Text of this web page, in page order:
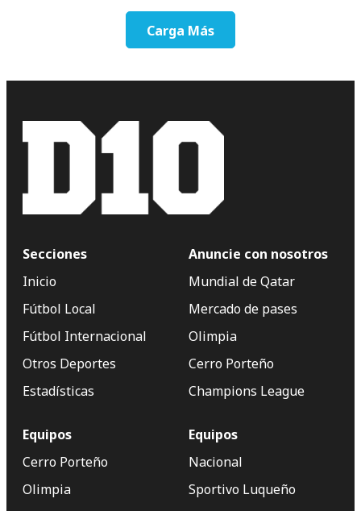
Carga Más
Secciones
Inicio
Fútbol Local
Fútbol Internacional
Otros Deportes
Estadísticas
Anuncie con nosotros
Mundial de Qatar
Mercado de pases
Olimpia
Cerro Porteño
Champions League
Equipos
Cerro Porteño
Olimpia
Equipos
Nacional
Sportivo Luqueño